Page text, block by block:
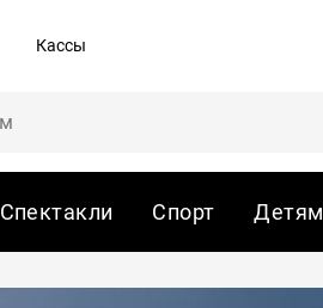
Кассы
Спектакли Спорт Детям